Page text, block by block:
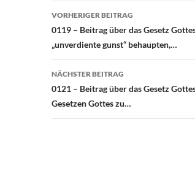
Beitragsnavigation
VORHERIGER BEITRAG
0119 – Beitrag über das Gesetz
„unverdiente gunst“ behaupten,…
NÄCHSTER BEITRAG
0121 – Beitrag über das Gesetz
Gesetzen Gottes zu…